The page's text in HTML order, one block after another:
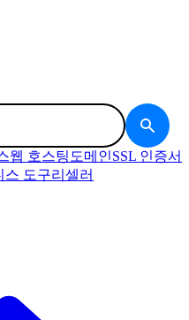
웹 호스팅 도메인SSL 인증서
스 도구리셀러